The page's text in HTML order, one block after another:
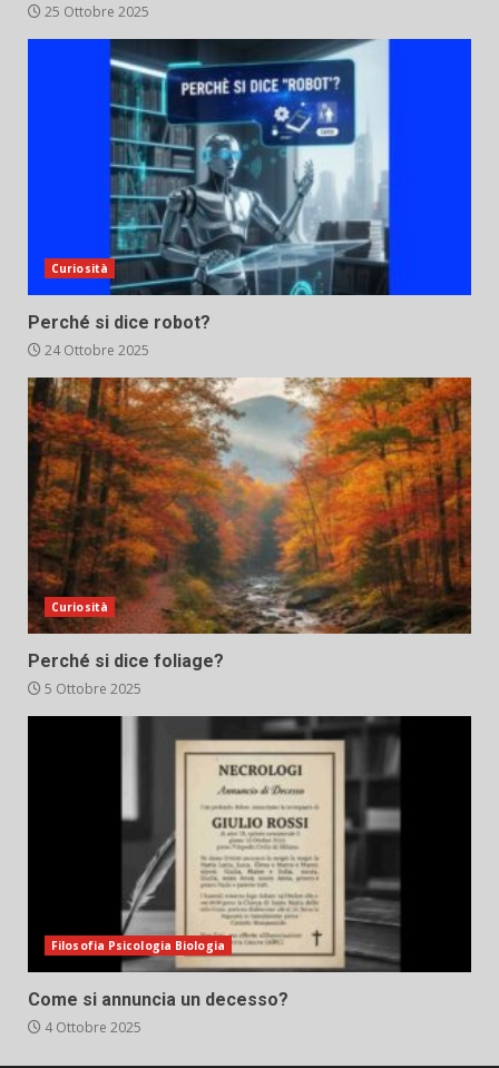
25 Ottobre 2025
Curiosità
Perché si dice robot?
24 Ottobre 2025
Curiosità
Perché si dice foliage?
5 Ottobre 2025
Filosofia Psicologia Biologia
Come si annuncia un decesso?
4 Ottobre 2025